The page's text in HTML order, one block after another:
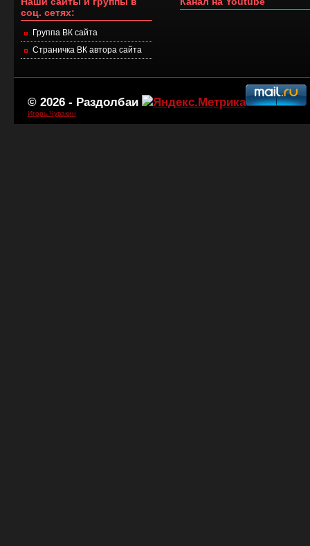
соц. сетях:
Группа ВК сайта
Страничка ВК автора сайта
© 2026 - Раздолбаи
Игорь Чувакин